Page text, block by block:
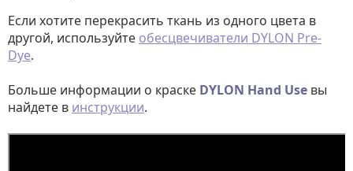
Если хотите перекрасить ткань из одного цвета в
другой, используйте обесцвечиватели DYLON Pre-
Dye.
Больше информации о краске DYLON Hand Use вы
найдете в инструкции.